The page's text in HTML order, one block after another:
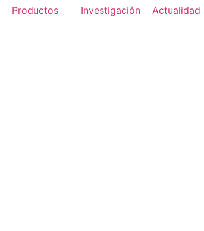
Productos Investigación
Actualidad